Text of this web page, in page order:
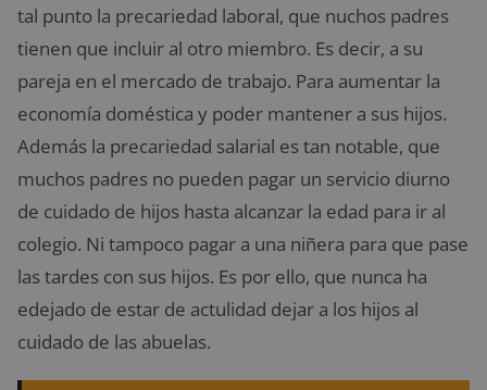
tal punto la precariedad laboral, que nuchos padres
tienen que incluir al otro miembro. Es decir, a su
pareja en el mercado de trabajo. Para aumentar la
economía doméstica y poder mantener a sus hijos.
Además la precariedad salarial es tan notable, que
muchos padres no pueden pagar un servicio diurno
de cuidado de hijos hasta alcanzar la edad para ir al
colegio. Ni tampoco pagar a una niñera para que pase
las tardes con sus hijos. Es por ello, que nunca ha
edejado de estar de actulidad dejar a los hijos al
cuidado de las abuelas.